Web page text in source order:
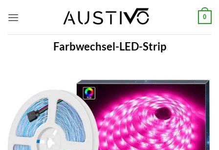
Inhalt
0
Farbwechsel-LED-Strip